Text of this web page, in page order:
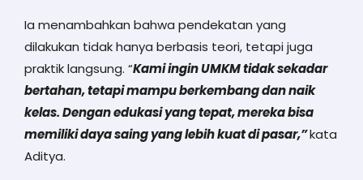
Ia menambahkan bahwa pendekatan yang
dilakukan tidak hanya berbasis teori, tetapi juga
praktik langsung. “Kami ingin UMKM tidak sekadar
bertahan, tetapi mampu berkembang dan naik
kelas. Dengan edukasi yang tepat, mereka bisa
memiliki daya saing yang lebih kuat di pasar,”kata
Aditya.